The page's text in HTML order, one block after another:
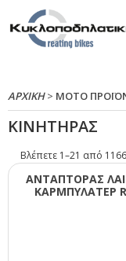
ΑΡΧΙΚΉ> ΜΟΤΟ
ΚΙΝΗΤΗΡΑΣ
Βλέπετε 1–21 από
ΑΝΤΑΠΤΟΡΑΣ
ΚΑΡΜΠΥΛΑΤΕΡ